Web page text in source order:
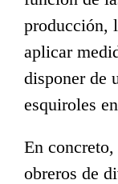
producción,
aplicar
disponer de
esquiroles
En
obreros de